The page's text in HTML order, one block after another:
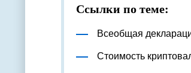
Ссылки по теме:
Всеобщая
Стоимость